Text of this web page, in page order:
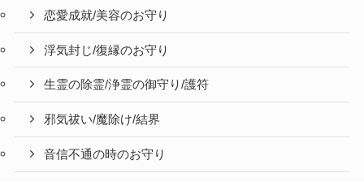
恋愛成就/美容のお守り
浮気封じ/復縁のお守り
生霊の除霊/浄霊の御守り/護符
邪気祓い/魔除け/結界
音信不通の時のお守り